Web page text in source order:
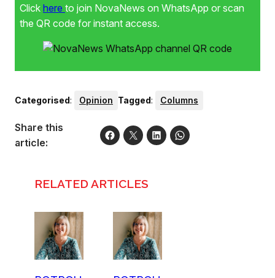
Click here to join NovaNews on WhatsApp or scan
the QR code for instant access.
Categorised: Opinion Tagged: Columns
Share this
article:
RELATED ARTICLES